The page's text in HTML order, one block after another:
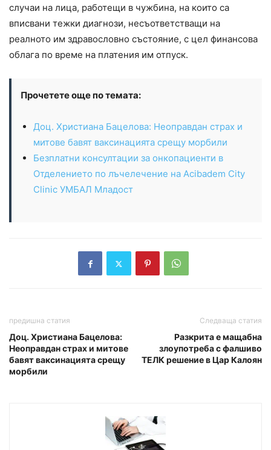
случаи на лица, работещи в чужбина, на които са
вписвани тежки диагнози, несъответстващи на
реалното им здравословно състояние, с цел финансова
облага по време на платения им отпуск.
Прочетете още по темата:
Доц. Христиана Бацелова: Неоправдан страх и
митове бавят ваксинацията срещу морбили
Безплатни консултации за онкопациенти в
Отделението по лъчелечение на Acibadem City
Clinic УМБАЛ Младост
предишна статия
Доц. Христиана Бацелова:
Неоправдан страх и митове
бавят ваксинацията срещу
морбили
Следваща статия
Разкрита е мащабна
злоупотреба с фалшиво
ТЕЛК решение в Цар Калоян